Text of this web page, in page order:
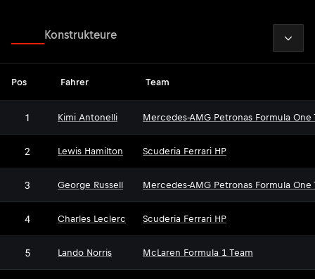
Konstrukteure
Pos Fahrer Team
1 Kimi Antonelli Mercedes-AMG Petronas Formula One
2 Lewis Hamilton Scuderia Ferrari HP
3 George Russell Mercedes-AMG Petronas Formula One
4 Charles Leclerc Scuderia Ferrari HP
5 Lando Norris McLaren Formula 1 Team